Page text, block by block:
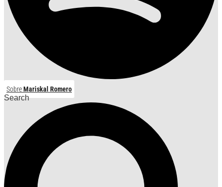
SobreMariskal Romero
Search